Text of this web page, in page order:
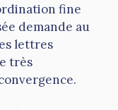
fine
demande au
lettres
très